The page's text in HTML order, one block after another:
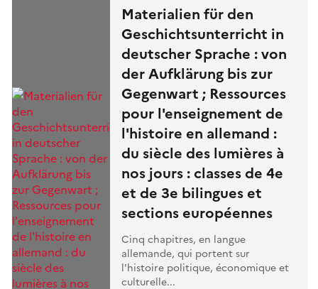
Materialien für den
Geschichtsunterricht in
deutscher Sprache : von
der Aufklärung bis zur
Gegenwart ; Ressources
pour l'enseignement de
l'histoire en allemand :
du siècle des lumières à
nos jours : classes de 4e
et de 3e bilingues et
sections européennes
Cinq chapitres, en langue
allemande, qui portent sur
l'histoire politique, économique et
culturelle...